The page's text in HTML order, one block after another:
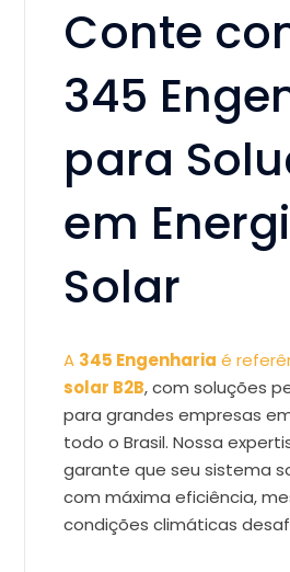
Conte
345
para
em
Solar
A 345 Engenharia é
solar B2B, com soluções
para grandes empresas
todo o Brasil. Nossa
garante que seu sistema
com máxima eficiência,
condições climáticas